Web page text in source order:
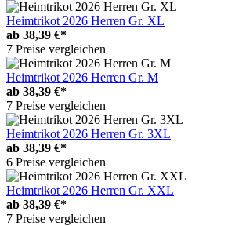
Heimtrikot 2026 Herren Gr. XL
ab 38,39 €*
7 Preise vergleichen
Heimtrikot 2026 Herren Gr. M
ab 38,39 €*
7 Preise vergleichen
Heimtrikot 2026 Herren Gr. 3XL
ab 38,39 €*
6 Preise vergleichen
Heimtrikot 2026 Herren Gr. XXL
ab 38,39 €*
7 Preise vergleichen